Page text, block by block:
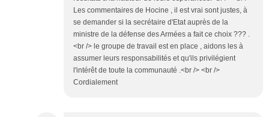
Les commentaires de Hocine , il est vrai sont justes, à
se demander si la secrétaire d'Etat auprès de la
ministre de la défense des Armées a fait ce choix ??? .
<br /> le groupe de travail est en place , aidons les à
assumer leurs responsabilités et qu'ils privilégient
l'intérêt de toute la communauté .<br /> <br />
Cordialement